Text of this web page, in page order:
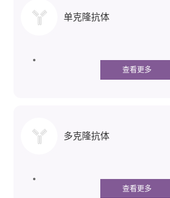
单克隆抗体
查看更多
多克隆抗体
查看更多